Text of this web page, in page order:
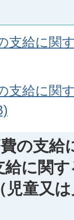
支給に関
支給に関
の支給
給に関
児童又